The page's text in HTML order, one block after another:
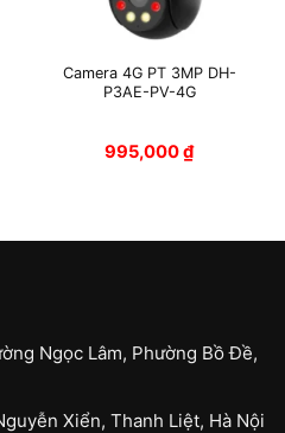
Camera 4G PT 3MP DH-
P3AE-PV-4G
995,000₫
Ngọc Lâm, Phường Bồ Đề,
Xiển, Thanh Liệt, Hà Nội